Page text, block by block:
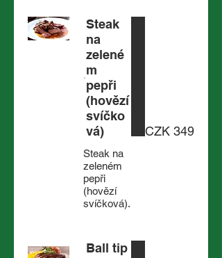
Steak
na
zelené
m
pepři
(hovězí
svíčko
vá)
Steak na
zeleném
pepři
(hovězí
svíčková).
CZK 349
Ball tip